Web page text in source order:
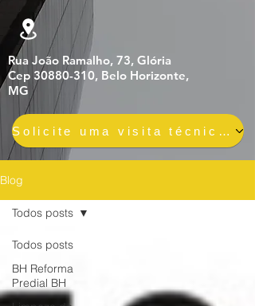
Rua João Ramalho, 73, Glória
Cep 30880-310, Belo Horizonte,
MG
Solicite uma visita técnica gratuita e sem compromisso
Blog
Todos posts
BH Reforma
Predial BH
Todos posts